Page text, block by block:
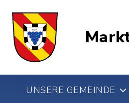
UNSERE GEMEINDE